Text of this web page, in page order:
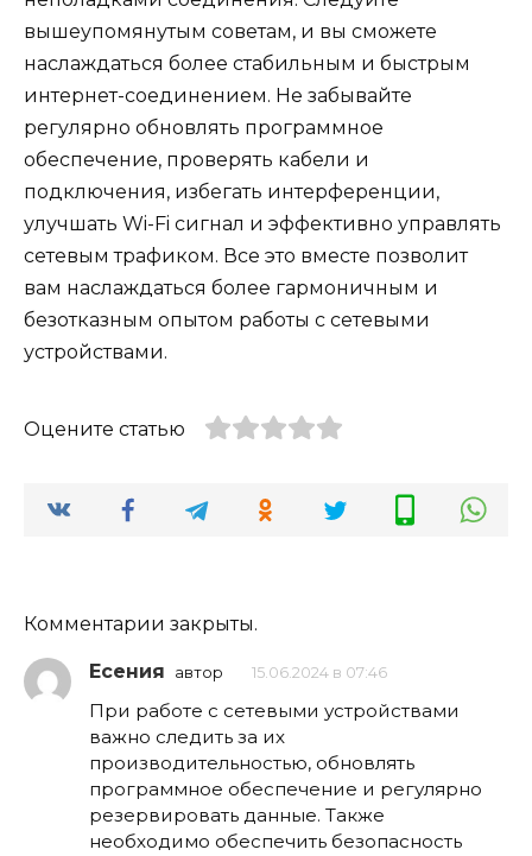
вышеупомянутым советам, и вы сможете
наслаждаться более стабильным и быстрым
интернет-соединением. Не забывайте
регулярно обновлять программное
обеспечение, проверять кабели и
подключения, избегать интерференции,
улучшать Wi-Fi сигнал и эффективно управлять
сетевым трафиком. Все это вместе позволит
вам наслаждаться более гармоничным и
безотказным опытом работы с сетевыми
устройствами.
Оцените статью
Комментарии закрыты.
Есения автор 15.06.2024 в 07:46
При работе с сетевыми устройствами
важно следить за их
производительностью, обновлять
программное обеспечение и регулярно
резервировать данные. Также
необходимо обеспечить безопасность